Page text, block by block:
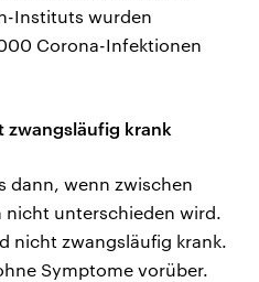
Instituts wurden
Corona-Infektionen
zwangsläufig krank
dann, wenn zwischen
nicht unterschieden wird.
nicht zwangsläufig krank.
Symptome vorüber.